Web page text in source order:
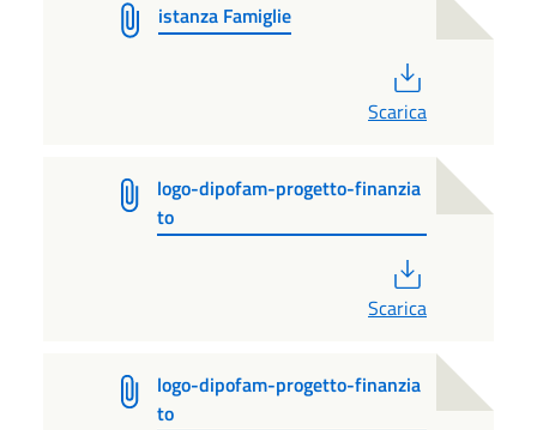
istanza Famiglie
Scarica
logo-dipofam-progetto-finanzia
to
Scarica
logo-dipofam-progetto-finanzia
to